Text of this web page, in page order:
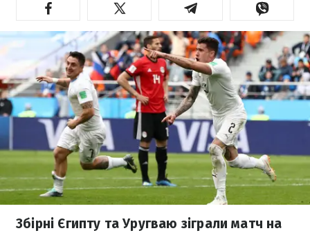
Збірні Єгипту та Уругваю зіграли матч на